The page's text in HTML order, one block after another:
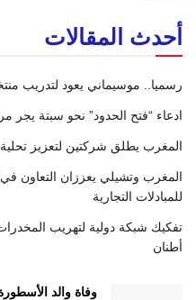
أحدث المقالات
رسميا.. موسيماني يعود لتدريب
ادعاء “فتح الحدود” نحو سبتة يجر
المغرب يطلق شركتين لتعزيز تحلية
المغرب وتشيلي يعززان التعاون في
للمبادلات التجارية
أطنان
وفاة والد